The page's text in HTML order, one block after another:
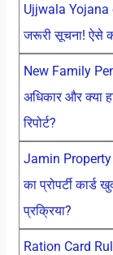
Ujjwala Yojana
जरूरी सूचना! ऐसे
New Family
अधिकार और क्या
रिपोर्ट?
Jamin Property
का प्रोपर्टी
प्रक्रिया?
Ration Card